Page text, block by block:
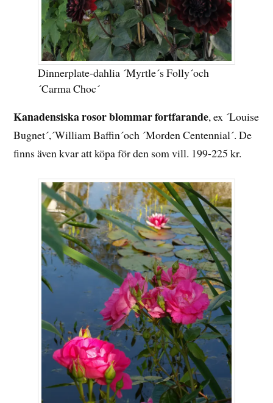
Dinnerplate-dahlia ´Myrtle´s Folly´och
´Carma Choc´
Kanadensiska rosor blommar fortfarande, ex ´Louise
Bugnet´,´William Baffin´och ´Morden Centennial´. De
finns även kvar att köpa för den som vill. 199-225 kr.